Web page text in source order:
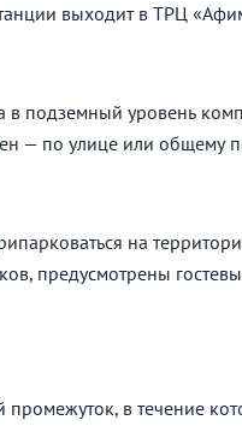
выходит в ТРЦ
подземный уровень
— по улице или
на
предусмотрены
промежуток, в течение